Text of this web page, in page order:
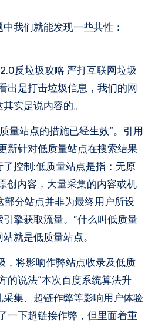
我们就能发现一些共性：
反垃圾攻略 严打互联网垃圾
出是打击垃圾信息，我们的网
其实是说内容的。
量站点的措施已经生效”。引用
新针对低质量站点在搜索结果
控制;低质量站点是指：无原
创内容，大量采集的内容或机
分站点并非为最终用户所设
擎获取流量。”什么叫低质量
站就是低质量站点。
，将影响作弊站点收录及低质
的说法“本次百度系统算法升
集、超链作弊等影响用户体验
一下超链接作弊，但里面着重